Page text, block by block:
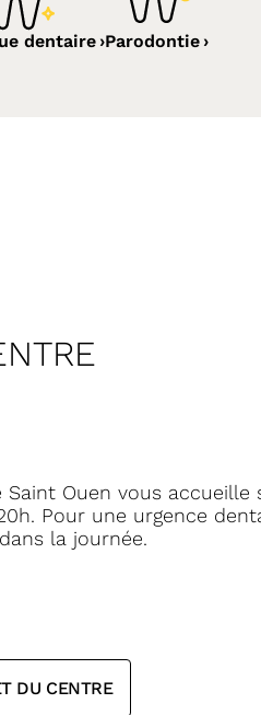
dentaire Parodontie
Saint Ouen vous
Pour une urgence
la journée.
DU CENTRE